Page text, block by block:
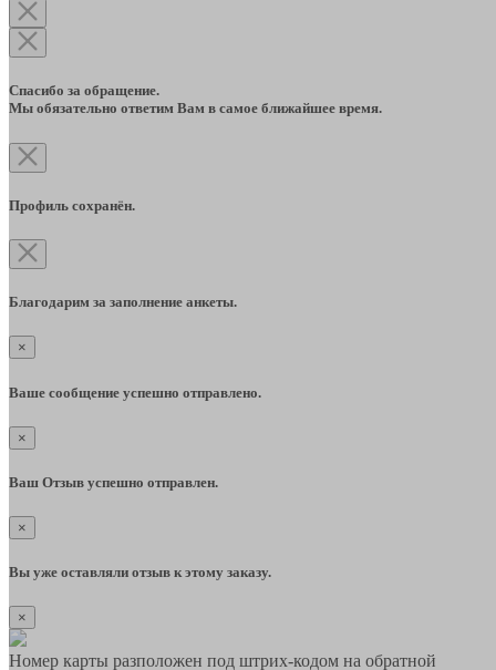
Спасибо за обращение.
Мы обязательно ответим Вам в самое ближайшее время.
Профиль сохранён.
Благодарим за заполнение анкеты.
×
Ваше сообщение успешно отправлено.
×
Ваш Отзыв успешно отправлен.
×
Вы уже оставляли отзыв к этому заказу.
×
Номер карты разположен под штрих-кодом на обратной